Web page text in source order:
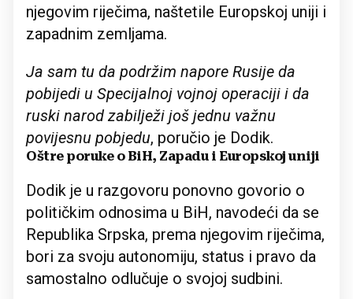
njegovim riječima, naštetile Europskoj uniji i
zapadnim zemljama.
Ja sam tu da podržim napore Rusije da
pobijedi u Specijalnoj vojnoj operaciji i da
ruski narod zabilježi još jednu važnu
povijesnu pobjedu, poručio je Dodik.
Oštre poruke o BiH, Zapadu i Europskoj uniji
Dodik je u razgovoru ponovno govorio o
političkim odnosima u BiH, navodeći da se
Republika Srpska, prema njegovim riječima,
bori za svoju autonomiju, status i pravo da
samostalno odlučuje o svojoj sudbini.